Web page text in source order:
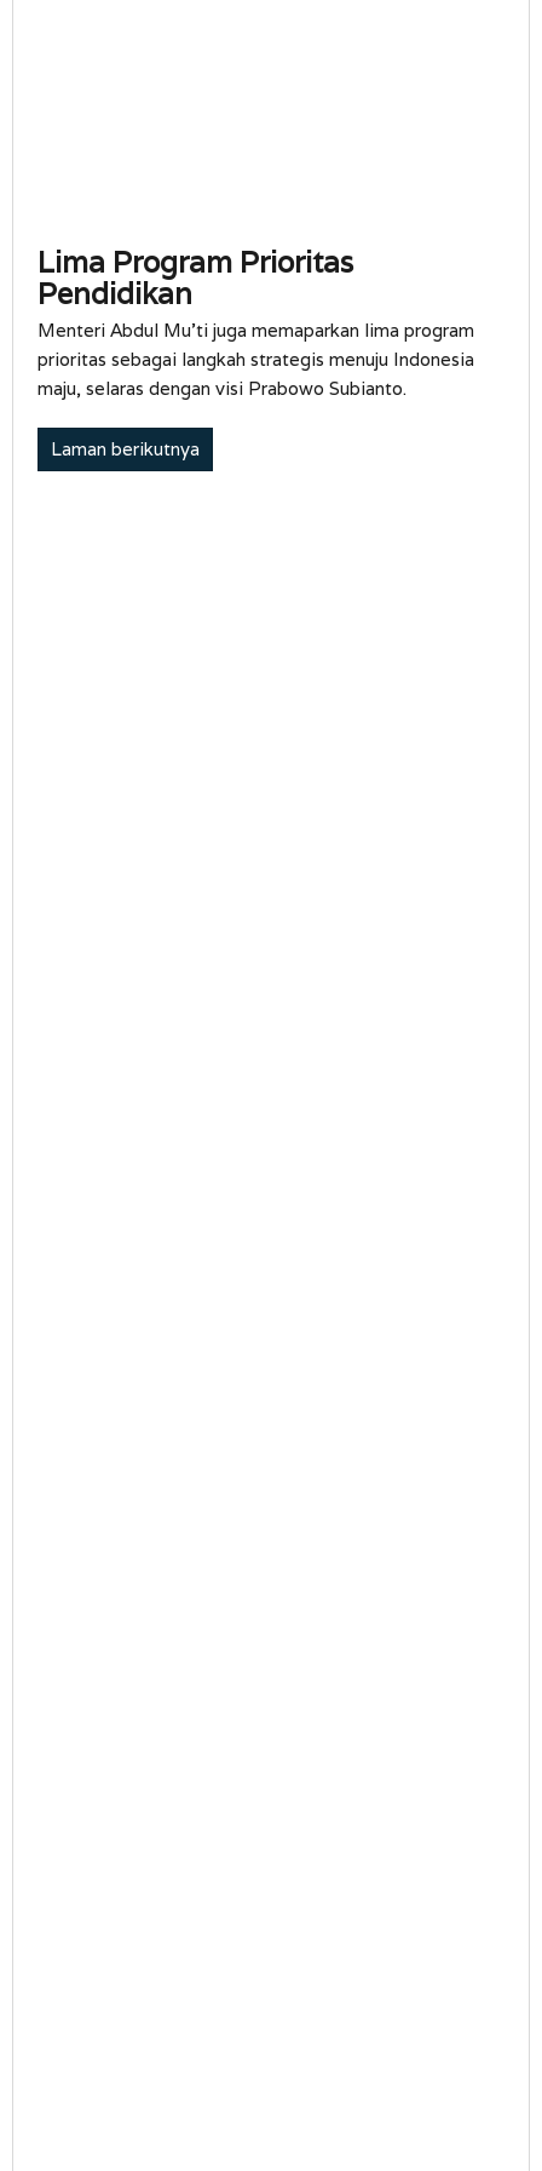
Lima Program Prioritas
Pendidikan
Menteri Abdul Mu’ti juga memaparkan lima program
prioritas sebagai langkah strategis menuju Indonesia
maju, selaras dengan visi Prabowo Subianto.
Laman berikutnya